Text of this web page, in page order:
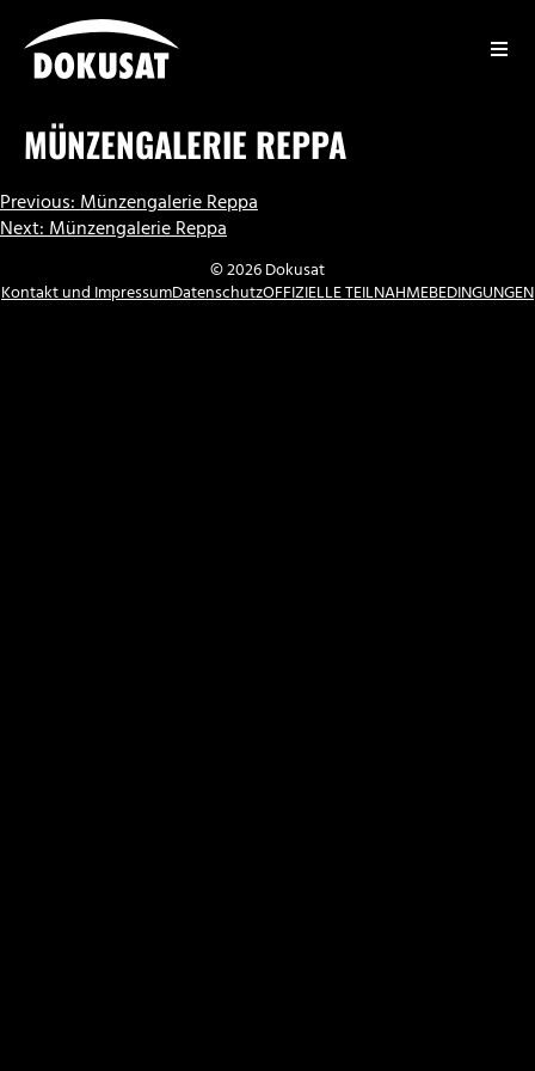
Inhalt
springen
MÜNZENGALERIE REPPA
BEITRAGSNAVIGATION
Previous:Münzengalerie Reppa
Next:Münzengalerie Reppa
© 2026 Dokusat
Kontakt und ImpressumDatenschutzOFFIZIELLE TEILNAHMEBEDINGUNGEN